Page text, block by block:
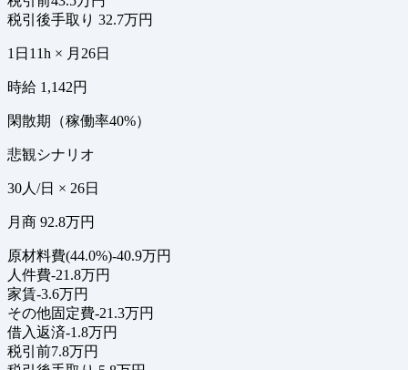
税引後手取り 32.7万円
1日11h × 月26日
時給 1,142円
閑散期（稼働率40%）
悲観シナリオ
30人/日 × 26日
月商 92.8万円
原材料費(44.0%)-40.9万円
人件費-21.8万円
家賃-3.6万円
その他固定費-21.3万円
借入返済-1.8万円
税引前7.8万円